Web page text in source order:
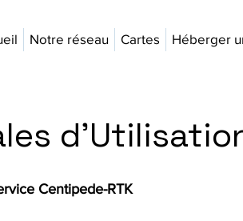
Notre réseau Cartes Héberger
Centipede-RTK